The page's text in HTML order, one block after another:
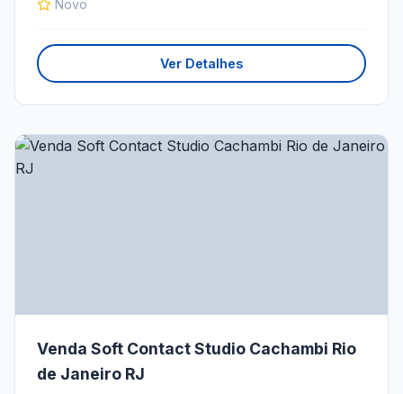
Novo
Ver Detalhes
Venda Soft Contact Studio Cachambi Rio
de Janeiro RJ